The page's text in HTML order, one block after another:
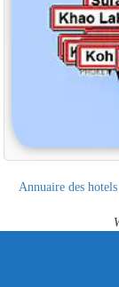
Annuaire des